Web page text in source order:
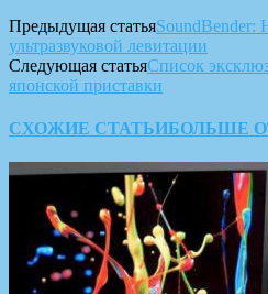
Предыдущая статьяSoundBender:
ультразвуковой левитации
Следующая статьяСписок
японской приставки
СХОЖИЕ СТАТЬИБОЛЬШЕ